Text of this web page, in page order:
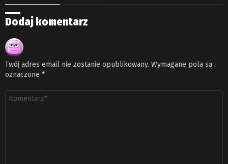
Dodaj komentarz
Twój adres email nie zostanie opublikowany. Wymagane pola są
oznaczone *
Komentarz